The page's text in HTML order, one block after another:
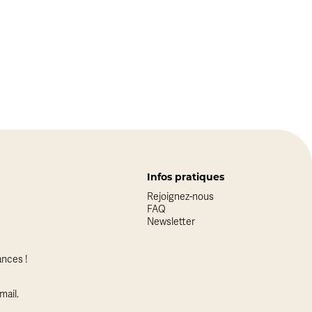
!
Infos pratiques
Rejoignez-nous
FAQ
Newsletter